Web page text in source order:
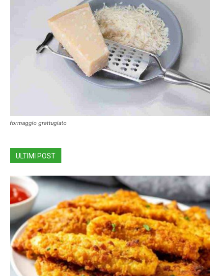
formaggio grattugiato
ULTIMI POST